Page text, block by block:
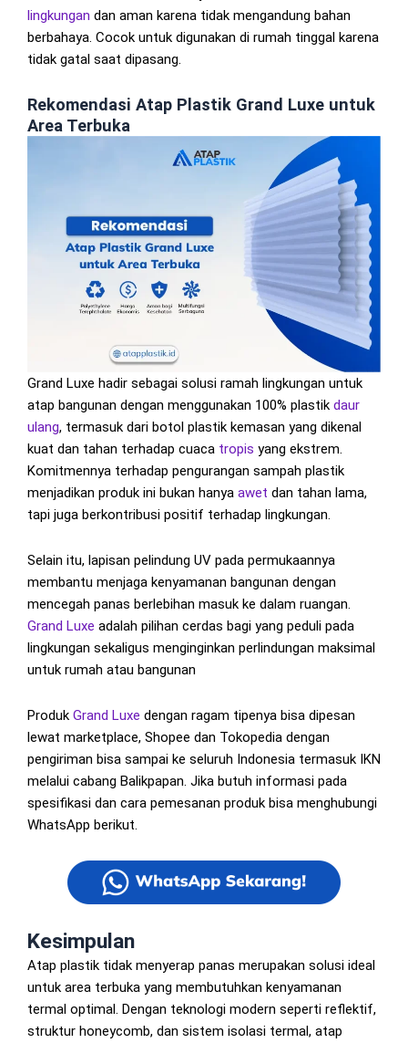
lingkungan dan aman karena tidak mengandung bahan
berbahaya. Cocok untuk digunakan di rumah tinggal karena
tidak gatal saat dipasang.
Rekomendasi Atap Plastik Grand Luxe untuk
Area Terbuka
Grand Luxe hadir sebagai solusi ramah lingkungan untuk
atap bangunan dengan menggunakan 100% plastik daur
ulang, termasuk dari botol plastik kemasan yang dikenal
kuat dan tahan terhadap cuaca tropis yang ekstrem.
Komitmennya terhadap pengurangan sampah plastik
menjadikan produk ini bukan hanya awet dan tahan lama,
tapi juga berkontribusi positif terhadap lingkungan.
Selain itu, lapisan pelindung UV pada permukaannya
membantu menjaga kenyamanan bangunan dengan
mencegah panas berlebihan masuk ke dalam ruangan.
Grand Luxe adalah pilihan cerdas bagi yang peduli pada
lingkungan sekaligus menginginkan perlindungan maksimal
untuk rumah atau bangunan
Produk Grand Luxe dengan ragam tipenya bisa dipesan
lewat marketplace, Shopee dan Tokopedia dengan
pengiriman bisa sampai ke seluruh Indonesia termasuk IKN
melalui cabang Balikpapan. Jika butuh informasi pada
spesifikasi dan cara pemesanan produk bisa menghubungi
WhatsApp berikut.
Kesimpulan
Atap plastik tidak menyerap panas merupakan solusi ideal
untuk area terbuka yang membutuhkan kenyamanan
termal optimal. Dengan teknologi modern seperti reflektif,
struktur honeycomb, dan sistem isolasi termal, atap